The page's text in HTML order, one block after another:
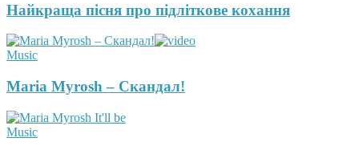
Найкраща пісня про підліткове кохання
Music
Maria Myrosh – Скандал!
Music